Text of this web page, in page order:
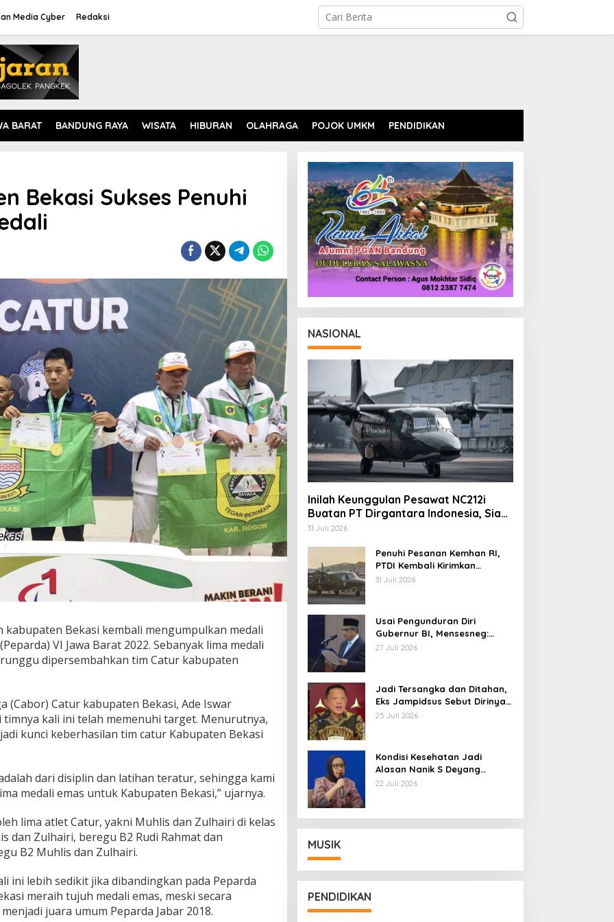
Media Cyber Redaksi
BARAT BANDUNG RAYA WISATA HIBURAN OLAHRAGA POJOK UMKM PENDIDIKAN
Bekasi Sukses Penuhi
kabupaten Bekasi kembali mengumpulkan medali
VI Jawa Barat 2022. Sebanyak lima medali
dipersembahkan tim Catur kabupaten
(Cabor) Catur kabupaten Bekasi, Ade Iswar
kali ini telah memenuhi target. Menurutnya,
kunci keberhasilan tim catur Kabupaten Bekasi
dari disiplin dan latihan teratur, sehingga kami
medali emas untuk Kabupaten Bekasi,” ujarnya.
lima atlet Catur, yakni Muhlis dan Zulhairi di kelas
dan Zulhairi, beregu B2 Rudi Rahmat dan
B2 Muhlis dan Zulhairi.
ini lebih sedikit jika dibandingkan pada Peparda
meraih tujuh medali emas, meski secara
juara umum Peparda Jabar 2018.
NASIONAL
Inilah Keunggulan Pesawat NC212i
Buatan PT Dirgantara Indonesia, Siap
Dukung Berbagai Operasi TNI
31 Juli 2026
Penuhi Pesanan Kemhan RI,
PTDI Kembali Kirimkan
Pesawat NC212i ke Pangkalan
31 Juli 2026
Usai Pengunduran Diri
Gubernur BI, Mensesneg:
Segera Terbit Keppres
27 Juli 2026
Jadi Tersangka dan Ditahan,
Eks Jampidsus Sebut Dirinya
Korban Kriminalisasi
25 Juli 2026
Kondisi Kesehatan Jadi
Alasan Nanik S Deyang
Mundur dari BGN, Prabowo
22 Juli 2026
MUSIK
PENDIDIKAN